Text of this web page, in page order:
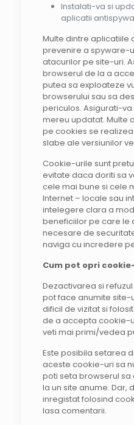
Instalati-va si
aplicatii
Multe dintre aplicatiile
prevenire a spyware-
atacurilor pe site-uri.
browserul de la a
putea sa exploateze
browserului sau sa
periculos. Asigurati-
mereu updatat. Multe
pe cookies se
slabe ale versiunilor
Cookie-urile sunt
evitate daca doriti sa
cele mai bune si cele
Internet – locale sau
intelegere clara a
beneficiilor pe care le
necesare de
naviga cu incredere
Cum pot opri
Dezactivarea si
pot face anumite
dificil de vizitat si
de a accepta cookie-
veti mai primi/vedea
Este posibila setarea
aceste cookie-uri sa
poti seta browserul
la un site anume. Dar,
inregistat folosind
lasa comentarii.